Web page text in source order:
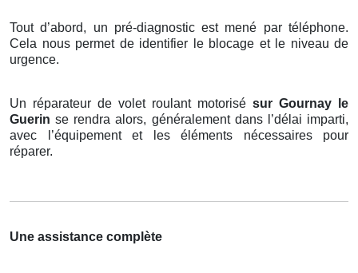
Tout d’abord, un pré-diagnostic est mené par téléphone.
Cela nous permet de identifier le blocage et le niveau de
urgence.
Un réparateur de volet roulant motorisé sur Gournay le
Guerinse rendra alors, généralement dans l’délai imparti,
avec l’équipement et les éléments nécessaires pour
réparer.
Une assistance complète